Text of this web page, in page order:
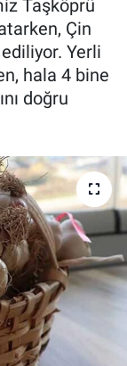
Taşköprü
Çin
Yerli
hala 4 bine
doğru